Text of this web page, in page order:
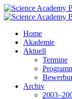
Home
Akademie
Aktuell
Termine
Archiv